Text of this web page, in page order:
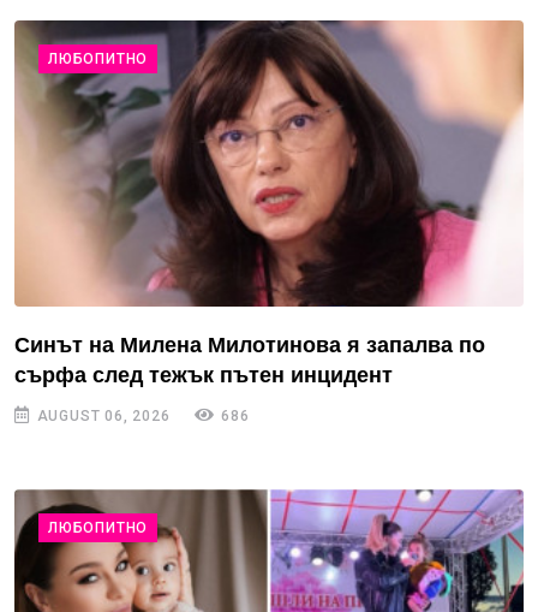
ЛЮБОПИТНО
Синът на Милена Милотинова я запалва по
сърфа след тежък пътен инцидент
AUGUST 06, 2026 686
ЛЮБОПИТНО